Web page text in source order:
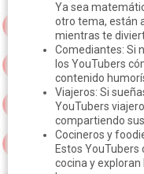
Ya sea
otro tema, están
mientras te
Comediantes: Si
los YouTubers
contenido
Viajeros: Si
YouTubers
compartiendo
Cocineros y
Estos
cocina y